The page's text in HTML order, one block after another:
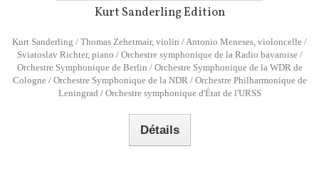
Kurt Sanderling Edition
Kurt Sanderling / Thomas Zehetmair, violin / Antonio Meneses, violoncelle /
Sviatoslav Richter, piano / Orchestre symphonique de la Radio bavaroise /
Orchestre Symphonique de Berlin / Orchestre Symphonique de la WDR de
Cologne / Orchestre Symphonique de la NDR / Orchestre Philharmonique de
Leningrad / Orchestre symphonique d'État de l'URSS
Détails